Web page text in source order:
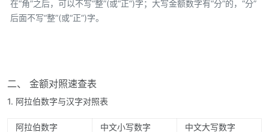
在“角”之后，可以不写“整”(或“正”)字；大写金额数字有“分”的，“分”
后面不写“整”(或“正”)字。
二、 金额对照速查表
1. 阿拉伯数字与汉字对照表
阿拉伯数字 中文小写数字
中文大写数字